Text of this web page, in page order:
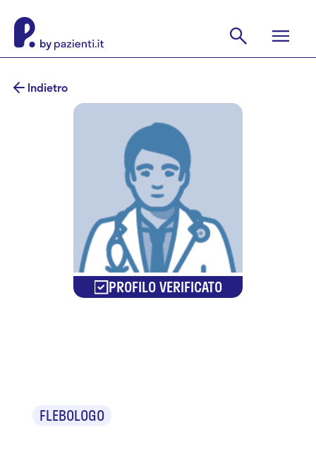
Indietro
PROFILO VERIFICATO
FLEBOLOGO